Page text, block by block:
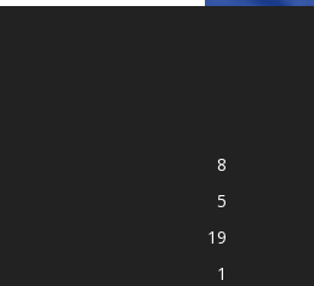
8
5
19
1